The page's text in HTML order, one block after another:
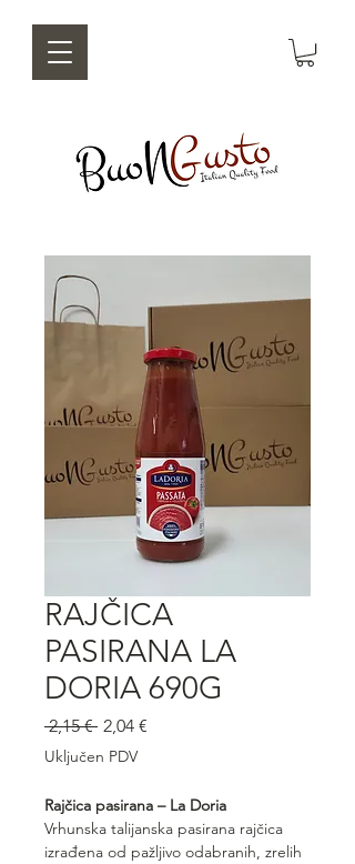
RAJČICA
PASIRANA LA
DORIA 690G
2,15 € Redovna
cijena
2,04 €
Uključen PDV
Rajčica pasirana – La Doria
Vrhunska talijanska pasirana rajčica
izrađena od pažljivo odabranih, zrelih